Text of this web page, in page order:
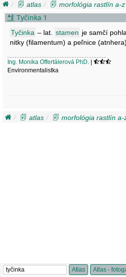
atlas morfológia rastlín a-z
Tyčinka 1
Tyčinka – lat. stamen je samčí
nitky (filamentum) a peľnice
Ing. Monika Offertálerová PhD.
Environmentalistka
atlas morfológia rastlín a-
Atlas Atlas -